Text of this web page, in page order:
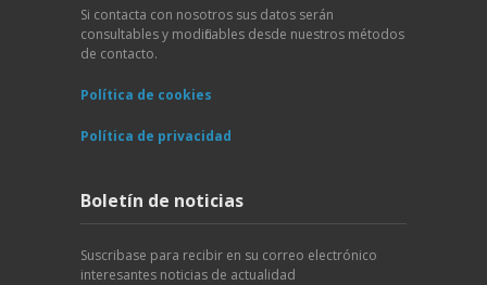
Si contacta con nosotros sus datos serán
consultables y modificables desde nuestros métodos
de contacto.
Política de cookies
Política de privacidad
Boletín de noticias
Suscribase para recibir en su correo electrónico
interesantes noticias de actualidad